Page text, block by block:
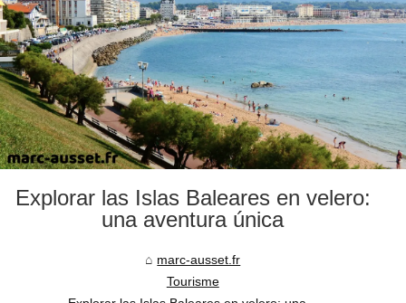
Explorar las Islas Baleares en velero:
una aventura única
marc-ausset.fr
Tourisme